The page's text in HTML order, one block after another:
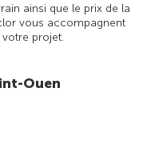
ainsi que le prix de la
vous accompagnent
projet.
Ouen